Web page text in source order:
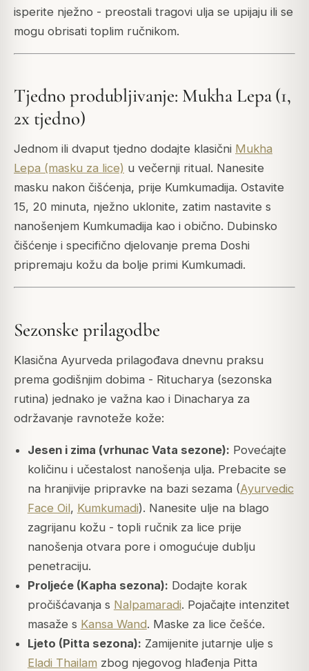
isperite nježno - preostali tragovi ulja se upijaju ili se
mogu obrisati toplim ručnikom.
Tjedno produbljivanje: Mukha Lepa (1,
2x tjedno)
Jednom ili dvaput tjedno dodajte klasični Mukha
Lepa (masku za lice) u večernji ritual. Nanesite
masku nakon čišćenja, prije Kumkumadija. Ostavite
15, 20 minuta, nježno uklonite, zatim nastavite s
nanošenjem Kumkumadija kao i obično. Dubinsko
čišćenje i specifično djelovanje prema Doshi
pripremaju kožu da bolje primi Kumkumadi.
Sezonske prilagodbe
Klasična Ayurveda prilagođava dnevnu praksu
prema godišnjim dobima - Ritucharya (sezonska
rutina) jednako je važna kao i Dinacharya za
održavanje ravnoteže kože:
Jesen i zima (vrhunac Vata sezone): Povećajte
količinu i učestalost nanošenja ulja. Prebacite se
na hranjivije pripravke na bazi sezama (Ayurvedic
Face Oil, Kumkumadi). Nanesite ulje na blago
zagrijanu kožu - topli ručnik za lice prije
nanošenja otvara pore i omogućuje dublju
penetraciju.
Proljeće (Kapha sezona): Dodajte korak
pročišćavanja s Nalpamaradi. Pojačajte intenzitet
masaže s Kansa Wand. Maske za lice češće.
Ljeto (Pitta sezona): Zamijenite jutarnje ulje s
Eladi Thailam zbog njegovog hlađenja Pitta